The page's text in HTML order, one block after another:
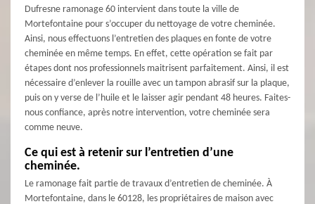
Dufresne ramonage 60 intervient dans toute la ville de
Mortefontaine pour s’occuper du nettoyage de votre cheminée.
Ainsi, nous effectuons l’entretien des plaques en fonte de votre
cheminée en même temps. En effet, cette opération se fait par
étapes dont nos professionnels maitrisent parfaitement. Ainsi, il est
nécessaire d’enlever la rouille avec un tampon abrasif sur la plaque,
puis on y verse de l’huile et le laisser agir pendant 48 heures. Faites-
nous confiance, après notre intervention, votre cheminée sera
comme neuve.
Ce qui est à retenir sur l’entretien d’une
cheminée.
Le ramonage fait partie de travaux d’entretien de cheminée. À
Mortefontaine, dans le 60128, les propriétaires de maison avec